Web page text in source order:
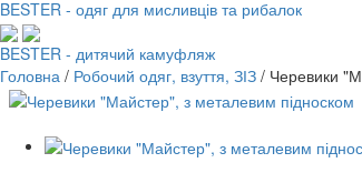
BESTER - одяг для мисливців та рибалок
BESTER - дитячий камуфляж
Головна / Робочий одяг, взуття, ЗІЗ / Черевики